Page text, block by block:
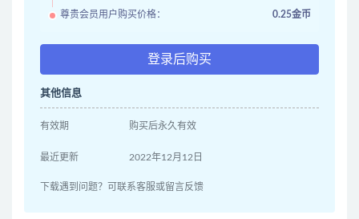
尊贵会员用户购买价格： 0.25金币
登录后购买
其他信息
有效期 购买后永久有效
最近更新 2022年12月12日
下载遇到问题？可联系客服或留言反馈